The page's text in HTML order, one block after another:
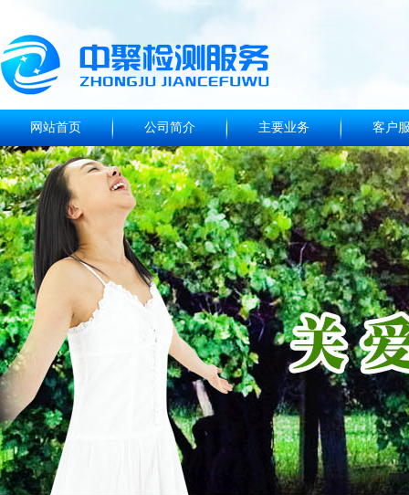
网站首页 公司简介 主要业务 客户
1